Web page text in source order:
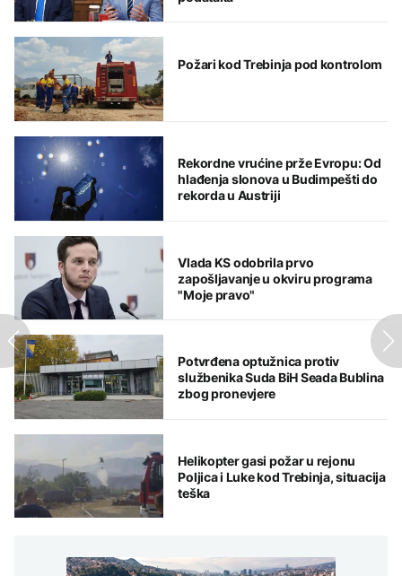
Požari kod Trebinja pod kontrolom
Rekordne vrućine prže Evropu: Od
hlađenja slonova u Budimpešti do
rekorda u Austriji
Vlada KS odobrila prvo
zapošljavanje u okviru programa
"Moje pravo"
Potvrđena optužnica protiv
službenika Suda BiH Seada Bublina
zbog pronevjere
Helikopter gasi požar u rejonu
Poljica i Luke kod Trebinja, situacija
teška